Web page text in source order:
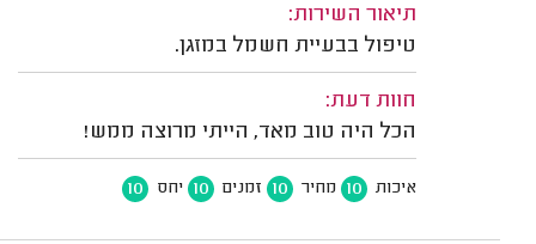
תיאור השירות:
טיפול בבעיית חשמל במזגן.
חוות דעת:
הכל היה טוב מאד, הייתי מרוצה ממש!
איכות 10 מחיר 10 זמנים 10 יחס 10